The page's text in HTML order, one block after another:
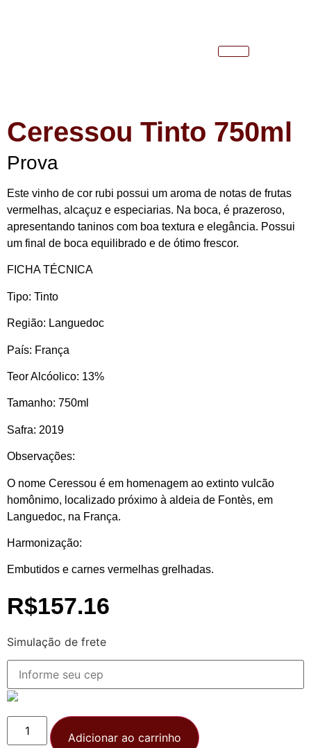
Ceressou Tinto 750ml
Prova
Este vinho de cor rubi possui um aroma de notas de frutas
vermelhas, alcaçuz e especiarias. Na boca, é prazeroso,
apresentando taninos com boa textura e elegância. Possui
um final de boca equilibrado e de ótimo frescor.
FICHA TÉCNICA
Tipo: Tinto
Região: Languedoc
País: França
Teor Alcóolico: 13%
Tamanho: 750ml
Safra: 2019
Observações:
O nome Ceressou é em homenagem ao extinto vulcão
homônimo, localizado próximo à aldeia de Fontès, em
Languedoc, na França.
Harmonização:
Embutidos e carnes vermelhas grelhadas.
R$157.16
Simulação de frete
Adicionar ao carrinho